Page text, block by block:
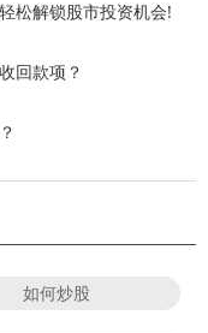
松解锁股市投资机会!
回款项？
如何炒股